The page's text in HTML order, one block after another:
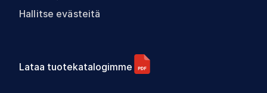
Hallitse evästeitä
Lataa tuotekatalogimme